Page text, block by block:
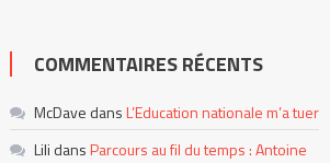
COMMENTAIRES RÉCENTS
McDave dansL’Education nationale m’a tuer
Lili dansParcours au fil du temps : Antoine